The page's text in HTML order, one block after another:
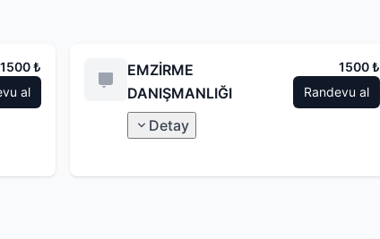
1500 ₺
al
EMZİRME
DANIŞMANLIĞI
Detay
1500 ₺
Randevu al